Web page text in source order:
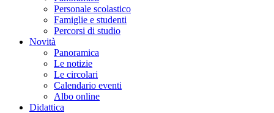
Personale scolastico
Famiglie e studenti
Percorsi di studio
Novità
Panoramica
Le notizie
Le circolari
Calendario eventi
Albo online
Didattica